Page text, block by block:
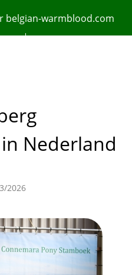
belgian-warmblood.com
Nederland
2026